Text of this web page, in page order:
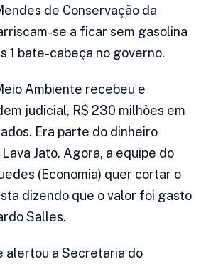
de Conservação da
se a ficar sem gasolina
1 bate-cabeça no governo.
Ambiente recebeu e
judicial, R$ 230 milhões em
Era parte do dinheiro
Jato. Agora, a equipe do
(Economia) quer cortar o
dizendo que o valor foi gasto
Salles.
alertou a Secretaria do